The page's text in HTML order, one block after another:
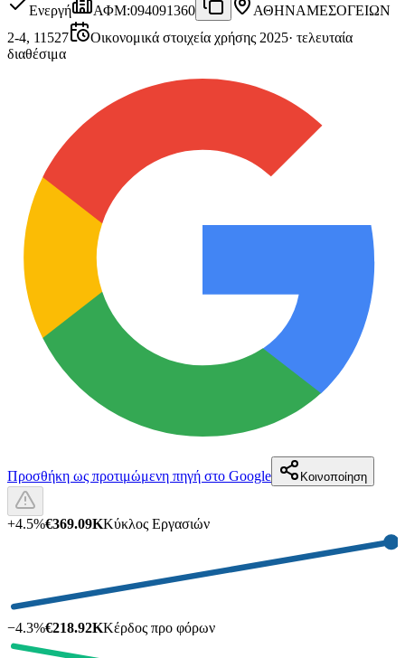
Ενεργή ΑΦΜ:094091360 ΑΘΗΝΑΜΕΣΟΓΕΙΩΝ
2-4, 11527
Οικονομικά στοιχεία χρήσης 2025· τελευταία
διαθέσιμα
Προσθήκη ως προτιμώμενη πηγή στο Google Κοινοποίηση
+4.5%€369.09KΚύκλος Εργασιών
−4.3%€218.92KΚέρδος προ φόρων